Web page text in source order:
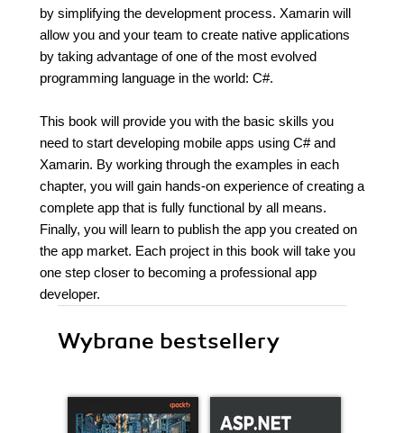
by simplifying the development process. Xamarin will
allow you and your team to create native applications
by taking advantage of one of the most evolved
programming language in the world: C#.
This book will provide you with the basic skills you
need to start developing mobile apps using C# and
Xamarin. By working through the examples in each
chapter, you will gain hands-on experience of creating a
complete app that is fully functional by all means.
Finally, you will learn to publish the app you created on
the app market. Each project in this book will take you
one step closer to becoming a professional app
developer.
Wybrane bestsellery